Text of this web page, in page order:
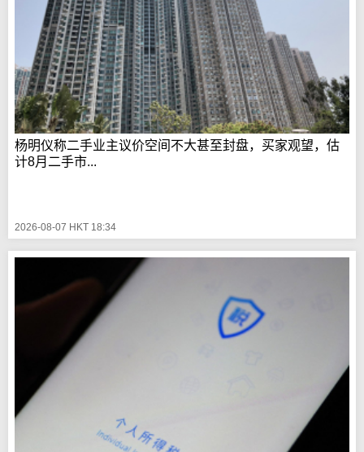
杨明仪称二手业主议价空间不大甚至封盘，买家观望，估
计8月二手市...
2026-08-07 HKT 18:34